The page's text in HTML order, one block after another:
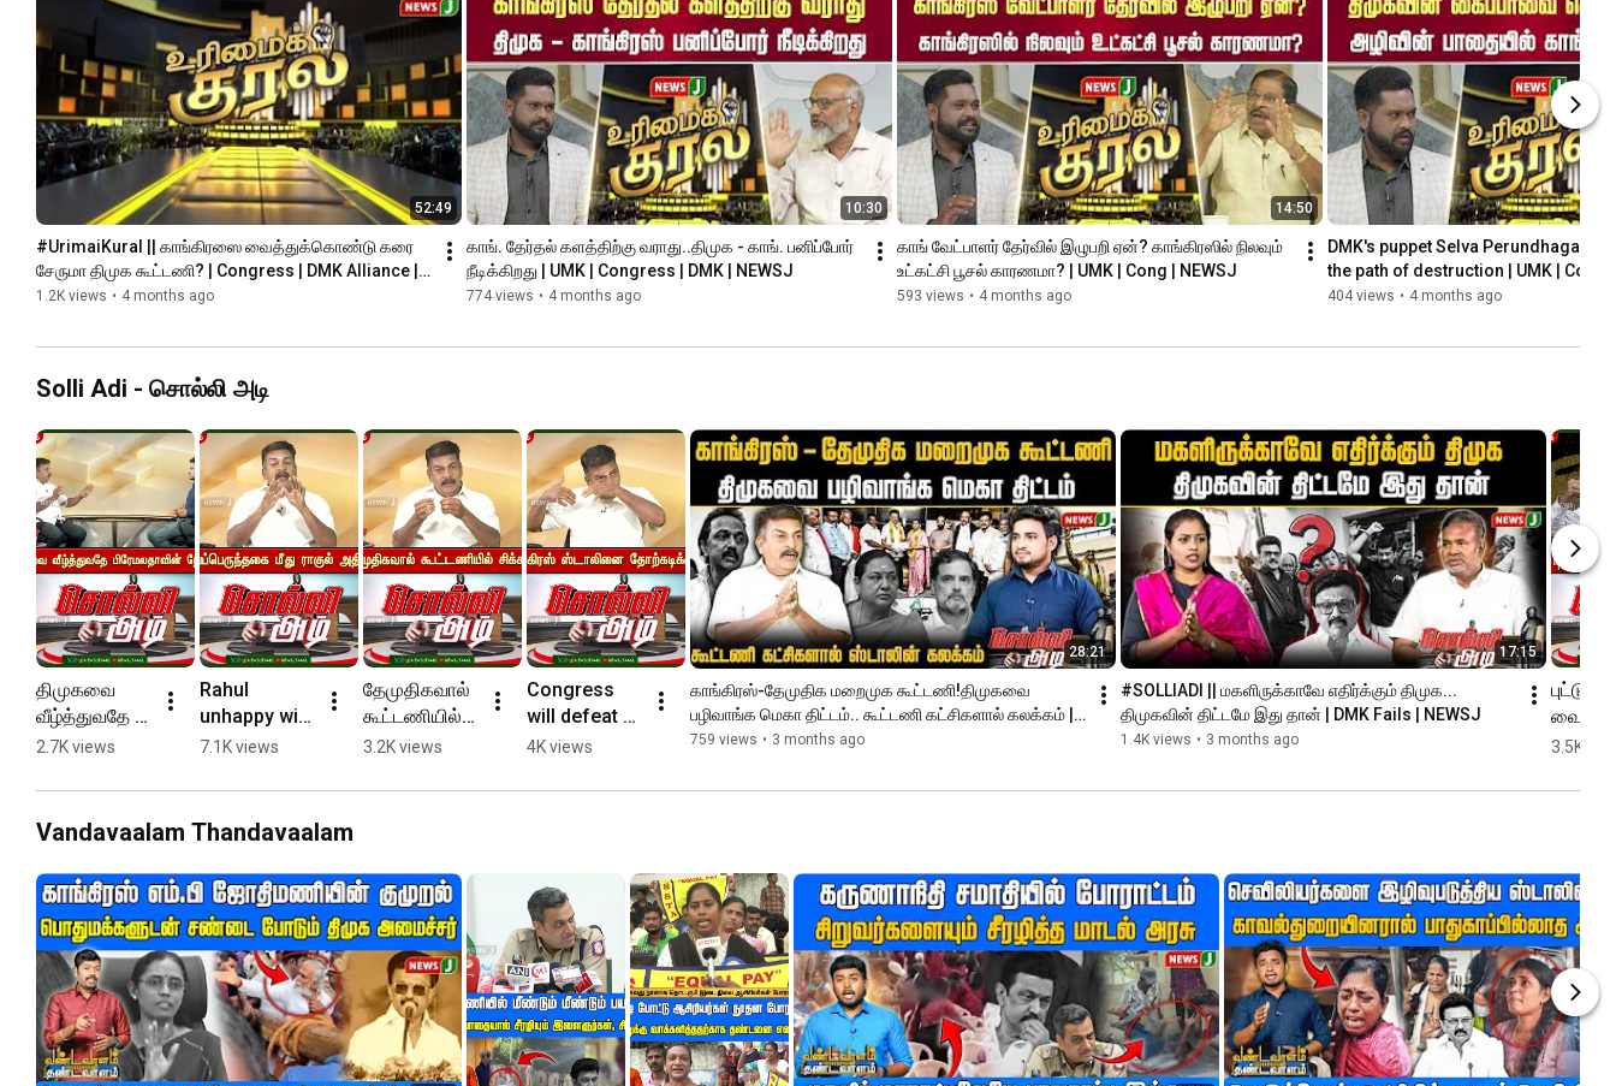
52:49
#UrimaiKural || காங்கிரஸை வைத்துக்கொண்டு கரை
சேருமா திமுக கூட்டணி? | Congress | DMK Alliance |
NEWSJ
1.2K views • 4 months ago
10:30
காங். தேர்தல் களத்திற்கு வராது..திமுக - காங். பனிப்போர்
நீடிக்கிறது | UMK | Congress | DMK | NEWSJ
774 views • 4 months ago
14:50
காங் வேட்பாளர் தேர்வில் இழுபறி ஏன்? காங்கிரஸில் நிலவும்
உட்கட்சி பூசல் காரணமா? | UMK | Cong | NEWSJ
593 views • 4 months ago
DMK's puppet Selva
the path of destruction | UMK | Cong |
404 views • 4 months ago
Solli Adi - சொல்லி அடி
திமுகவை
வீழ்த்துவதே
பிரேமலதாவின்
NEWSJ
2.7K views
Rahul
unhappy with
Selva
NEWSJ
7.1K views
தேமுதிகவால்
கூட்டணியில்
சிக்கல்  |
3.2K views
Congress
will defeat
Stalin |
4K views
28:21
காங்கிரஸ்-தேமுதிக மறைமுக கூட்டணி!திமுகவை
பழிவாங்க மெகா திட்டம்.. கூட்டணி கட்சிகளால் கலக்கம் |
NEWSJ
759 views • 3 months ago
17:15
#SOLLIADI || மகளிருக்காவே எதிர்க்கும் திமுக...
திமுகவின் திட்டமே இது தான் | DMK Fails | NEWSJ
1.4K views • 3 months ago
புட்டு
வைத்த
NewsJ
3.5K
Vandavaalam Thandavaalam